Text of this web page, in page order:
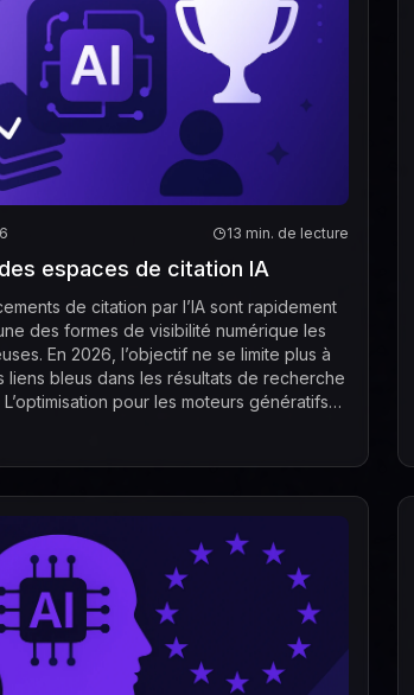
13 min. de lecture
espaces de citation IA
de citation par l’IA sont rapidement
des formes de visibilité numérique les
En 2026, l’objectif ne se limite plus à
liens bleus dans les résultats de recherche
pour les moteurs génératifs